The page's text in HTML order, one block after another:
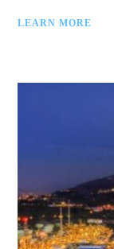
LEARN MORE